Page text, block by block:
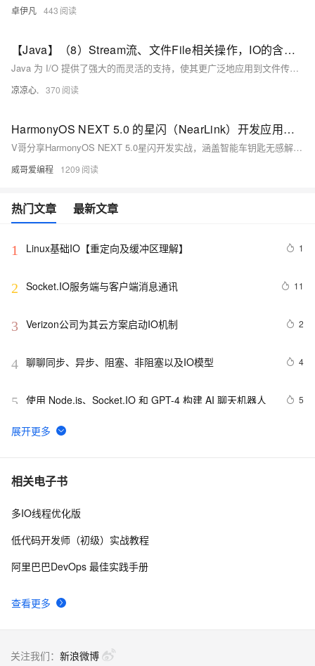
卓伊凡 443
【Java】（8）Stream流、文件File相关操作，IO的含义与运用
Java 为 I/O 提供了强大的而灵活的支持，使其更广泛地应用到文件传输和网络编程中。！但本节讲述最基本的和流与 I/O 相关的功能。我们将通过一个个例子来学习这些功能。
凉凉心. 370
HarmonyOS NEXT 5.0 的星闪（NearLink）开发应用案例
V哥分享HarmonyOS NEXT 5.0星闪开发实战，涵盖智能车钥匙无感解锁与工业传感器监控。低延迟、高可靠，代码完整，速来学习！
威哥爱编程 1209
热门文章 最新文章
1 Linux基础IO【重定向及缓冲区理解】 1
2 Socket.IO服务端与客户端消息通讯 11
3 Verizon公司为其云方案启动IO机制 2
4 聊聊同步、异步、阻塞、非阻塞以及IO模型 4
5 使用 Node.js、Socket.IO 和 GPT-4 构建 AI 聊天机器人 5
6 跟我学系列之趣解NIO和IO的区别
7 iostat来对linux硬盘IO性能进行了解
8 文件的空间使用和IO统计
相关电子书
查看更多
多IO线程优化版
低代码开发师（初级）实战教程
阿里巴巴DevOps 最佳实践手册
关注我们： 新浪微博